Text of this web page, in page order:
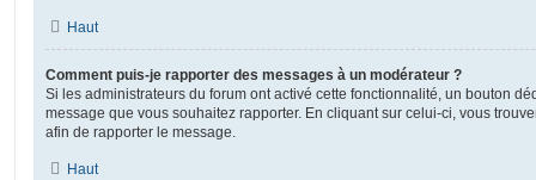
Haut
Comment puis-je rapporter des messages à un modérateur ?
Si les administrateurs du forum ont activé cette fonctionnalité, un bouton
message que vous souhaitez rapporter. En cliquant sur celui-ci, vous
afin de rapporter le message.
Haut